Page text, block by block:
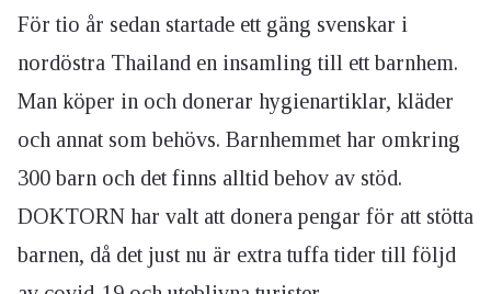
För tio år sedan startade ett gäng svenskar i
nordöstra Thailand en insamling till ett barnhem.
Man köper in och donerar hygienartiklar, kläder
och annat som behövs. Barnhemmet har omkring
300 barn och det finns alltid behov av stöd.
DOKTORN har valt att donera pengar för att stötta
barnen, då det just nu är extra tuffa tider till följd